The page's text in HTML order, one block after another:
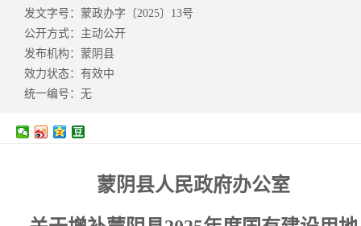
发文字号： 蒙政办字〔2025〕13号
公开方式： 主动公开
发布机构： 蒙阴县
效力状态： 有效中
统一编号： 无
蒙阴县人民政府办公室